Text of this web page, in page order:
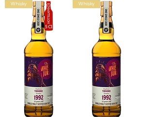
Whisky Whisky